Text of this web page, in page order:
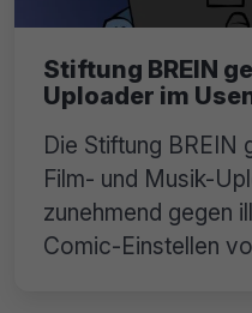
Stiftung BREIN
Uploader im
Die Stiftung BREIN
Film- und Musik-
zunehmend gegen
Comic-Einstellen